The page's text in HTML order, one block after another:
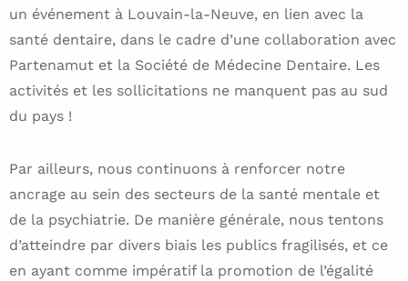
un événement à Louvain-la-Neuve, en lien avec la
santé dentaire, dans le cadre d’une collaboration avec
Partenamut et la Société de Médecine Dentaire. Les
activités et les sollicitations ne manquent pas au sud
du pays !
Par ailleurs, nous continuons à renforcer notre
ancrage au sein des secteurs de la santé mentale et
de la psychiatrie. De manière générale, nous tentons
d’atteindre par divers biais les publics fragilisés, et ce
en ayant comme impératif la promotion de l’égalité